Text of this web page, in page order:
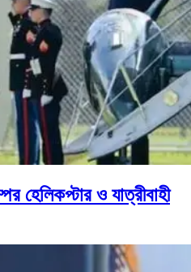
হেলিকপ্টার ও যাত্রীবাহী